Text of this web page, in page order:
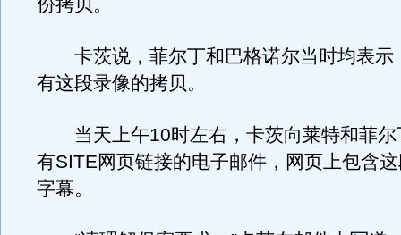
份拷贝。
卡茨说，菲尔丁和巴格诺尔当时均表示
有这段录像的拷贝。
当天上午10时左右，卡茨向莱特和菲尔
有SITE网页链接的电子邮件，网页上包含
字幕。